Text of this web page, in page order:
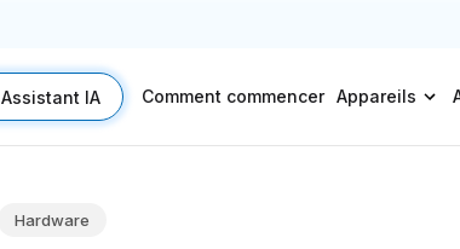
Assistant IA Comment commencer Appareils
Hardware